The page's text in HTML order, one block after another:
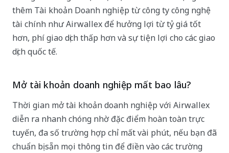
thêm Tài khoản Doanh nghiệp từ công ty công nghệ
tài chính như Airwallex để hưởng lợi từ tỷ giá tốt
hơn, phí giao dịch thấp hơn và sự tiện lợi cho các giao
dịch quốc tế.
Mở tài khoản doanh nghiệp mất bao lâu?
Thời gian mở tài khoản doanh nghiệp với Airwallex
diễn ra nhanh chóng nhờ đặc điểm hoàn toàn trực
tuyến, đa số trường hợp chỉ mất vài phút, nếu bạn đã
chuẩn bị sẵn mọi thông tin để điền vào các trường